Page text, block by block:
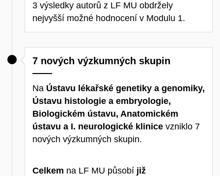
3 výsledky autorů z LF MU obdržely
nejvyšší možné hodnocení v Modulu 1.
7 nových výzkumných skupin
Na Ústavu lékařské genetiky a genomiky,
Ústavu histologie a embryologie,
Biologickém ústavu, Anatomickém
ústavu a I. neurologické klinice vzniklo 7
nových výzkumných skupin.
Celkem na LF MU působí již